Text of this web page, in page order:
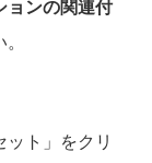
ョンの関連付
ト」をクリ